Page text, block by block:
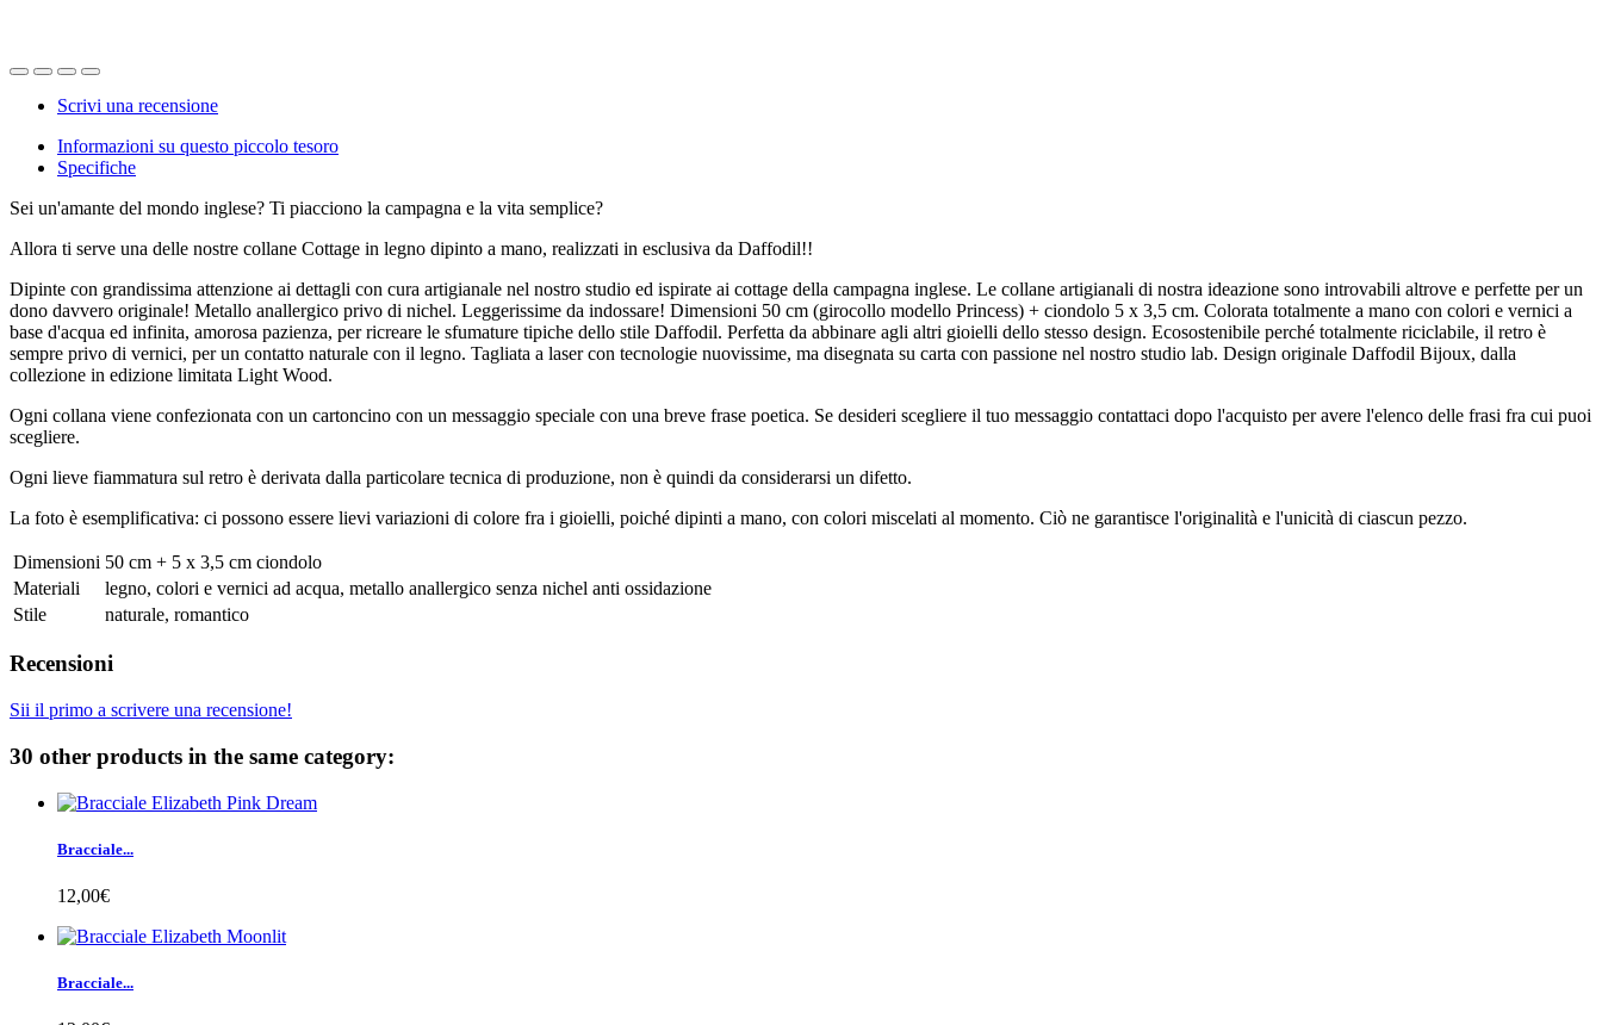
Scrivi una recensione
Informazioni su questo piccolo tesoro
Specifiche
Sei un'amante del mondo inglese? Ti piacciono la campagna e la vita semplice?
Allora ti serve una delle nostre collane Cottage in legno dipinto a mano, realizzati in esclusiva da Daffodil!!
Dipinte con grandissima attenzione ai dettagli con cura artigianale nel nostro studio ed ispirate ai cottage della campagna inglese. Le collane artigianali di nostra ideazione sono introvabili altrove e perfette per un
dono davvero originale! Metallo anallergico privo di nichel. Leggerissime da indossare! Dimensioni 50 cm (girocollo modello Princess) + ciondolo 5 x 3,5 cm. Colorata totalmente a mano con colori e vernici a
base d'acqua ed infinita, amorosa pazienza, per ricreare le sfumature tipiche dello stile Daffodil. Perfetta da abbinare agli altri gioielli dello stesso design. Ecosostenibile perché totalmente riciclabile, il retro è
sempre privo di vernici, per un contatto naturale con il legno. Tagliata a laser con tecnologie nuovissime, ma disegnata su carta con passione nel nostro studio lab. Design originale Daffodil Bijoux, dalla
collezione in edizione limitata Light Wood.
Ogni collana viene confezionata con un cartoncino con un messaggio speciale con una breve frase poetica. Se desideri scegliere il tuo messaggio contattaci dopo l'acquisto per avere l'elenco delle frasi fra cui puoi
scegliere.
Ogni lieve fiammatura sul retro è derivata dalla particolare tecnica di produzione, non è quindi da considerarsi un difetto.
La foto è esemplificativa: ci possono essere lievi variazioni di colore fra i gioielli, poiché dipinti a mano, con colori miscelati al momento. Ciò ne garantisce l'originalità e l'unicità di ciascun pezzo.
Dimensioni 50 cm + 5 x 3,5 cm ciondolo
Materiali
legno, colori e vernici ad acqua, metallo anallergico senza nichel anti ossidazione
Stile
naturale, romantico
Recensioni
Sii il primo a scrivere una recensione!
30 other products in the same category:
Bracciale...
12,00€
Bracciale...